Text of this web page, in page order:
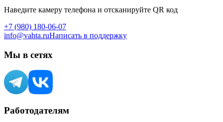
Наведите камеру телефона и отсканируйте QR код
+7 (980) 180-06-07
info@vahta.ruНаписать в поддержку
Мы в сетях
Работодателям